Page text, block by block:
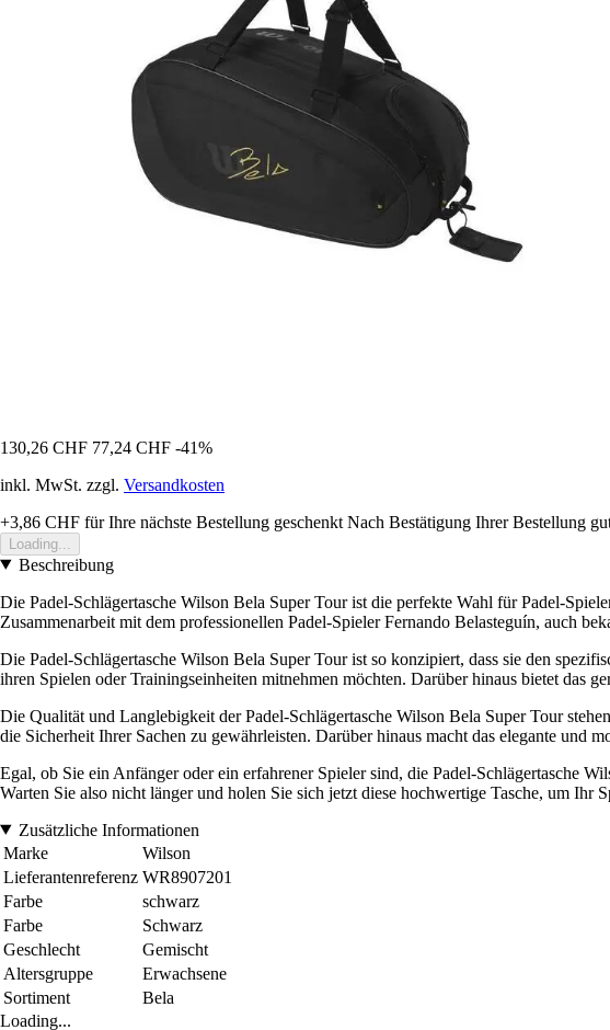
130,26 CHF 77,24 CHF -41%
inkl. MwSt. zzgl. Versandkosten
+3,86 CHF für Ihre nächste Bestellung geschenkt Nach Bestätigung Ihrer Bestellung
Loading...
Beschreibung
Die Padel-Schlägertasche Wilson Bela Super Tour ist die perfekte Wahl für Padel-
Zusammenarbeit mit dem professionellen Padel-Spieler Fernando Belasteguín, auch
Die Padel-Schlägertasche Wilson Bela Super Tour ist so konzipiert, dass sie den
ihren Spielen oder Trainingseinheiten mitnehmen möchten. Darüber hinaus bietet das
Die Qualität und Langlebigkeit der Padel-Schlägertasche Wilson Bela Super Tour
die Sicherheit Ihrer Sachen zu gewährleisten. Darüber hinaus macht das elegante und
Egal, ob Sie ein Anfänger oder ein erfahrener Spieler sind, die Padel-Schlägertasche
Warten Sie also nicht länger und holen Sie sich jetzt diese hochwertige Tasche, um Ihr
Zusätzliche Informationen
Marke
Wilson
Lieferantenreferenz WR8907201
Farbe
schwarz
Farbe
Schwarz
Geschlecht
Gemischt
Altersgruppe
Erwachsene
Sortiment
Bela
Loading...